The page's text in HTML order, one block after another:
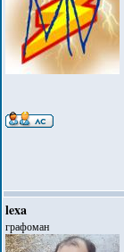
lexa
графоман